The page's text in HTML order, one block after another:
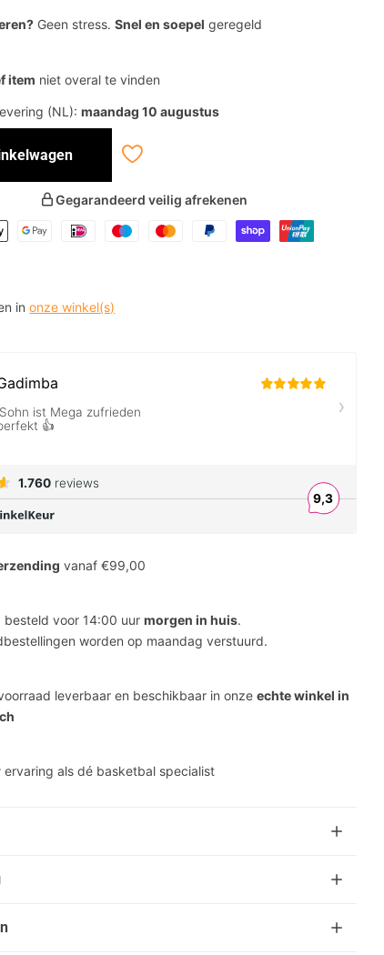
Geen stress.Snel en soepel geregeld
item niet overal te vinden
(NL):maandag 10 augustus
Gegarandeerd veilig afrekenen
inonze winkel(s)
vanaf €99,00
besteld voor 14:00 uurmorgen in huis.
worden op maandag verstuurd.
leverbaar en beschikbaar in onzeechte winkel in
ervaring als dé basketbal specialist